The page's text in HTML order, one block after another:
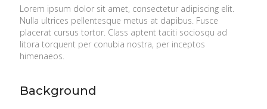
Lorem ipsum dolor sit amet, consectetur adipiscing elit.
Nulla ultrices pellentesque metus at dapibus. Fusce
placerat cursus tortor. Class aptent taciti sociosqu ad
litora torquent per conubia nostra, per inceptos
himenaeos.
Background